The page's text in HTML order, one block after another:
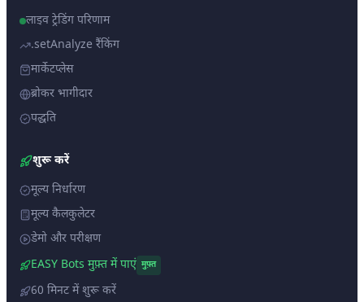
लाइव ट्रेडिंग परिणाम
.setAnalyze रैंकिंग
मार्केटप्लेस
ब्रोकर भागीदार
पद्धति
शुरू करें
मूल्य निर्धारण
मूल्य कैलकुलेटर
डेमो और परीक्षण
EASY Bots मुफ़्त में पाएं मुफ़्त
60 मिनट में शुरू करें